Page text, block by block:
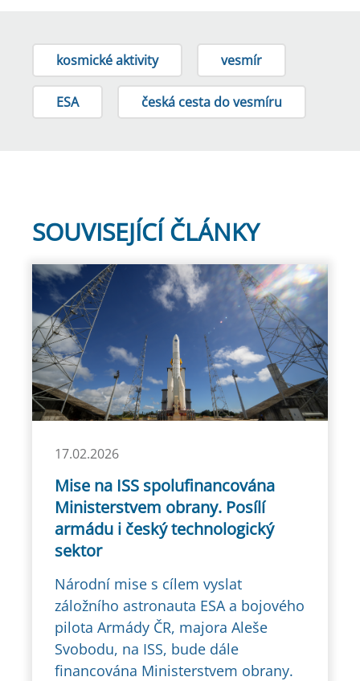
kosmické aktivity vesmír
ESA česká cesta do vesmíru
SOUVISEJÍCÍ ČLÁNKY
17.02.2026
Mise na ISS spolufinancována
Ministerstvem obrany. Posílí
armádu i český technologický
sektor
Národní mise s cílem vyslat
záložního astronauta ESA a bojového
pilota Armády ČR, majora Aleše
Svobodu, na ISS, bude dále
financována Ministerstvem obrany.